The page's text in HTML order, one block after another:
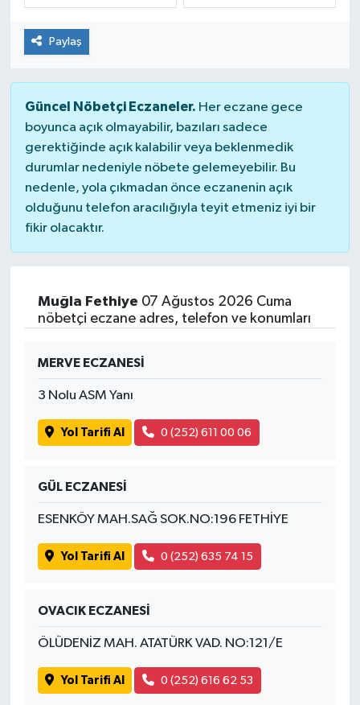
Paylaş
Güncel Nöbetçi Eczaneler. Her eczane gece
boyunca açık olmayabilir, bazıları sadece
gerektiğinde açık kalabilir veya beklenmedik
durumlar nedeniyle nöbete gelemeyebilir. Bu
nedenle, yola çıkmadan önce eczanenin açık
olduğunu telefon aracılığıyla teyit etmeniz iyi bir
fikir olacaktır.
Muğla Fethiye 07 Ağustos 2026 Cuma
nöbetçi eczane adres, telefon ve konumları
MERVE ECZANESİ
3 Nolu ASM Yanı
Yol Tarifi Al 0 (252) 611 00 06
GÜL ECZANESİ
ESENKÖY MAH.SAĞ SOK.NO:196 FETHİYE
Yol Tarifi Al 0 (252) 635 74 15
OVACIK ECZANESİ
ÖLÜDENİZ MAH. ATATÜRK VAD. NO:121/E
Yol Tarifi Al 0 (252) 616 62 53